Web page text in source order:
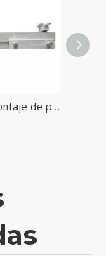
Kit de montaje de panel solar con riel de aluminio ajustable con modelo M1-M25 que incluye abrazadera solar